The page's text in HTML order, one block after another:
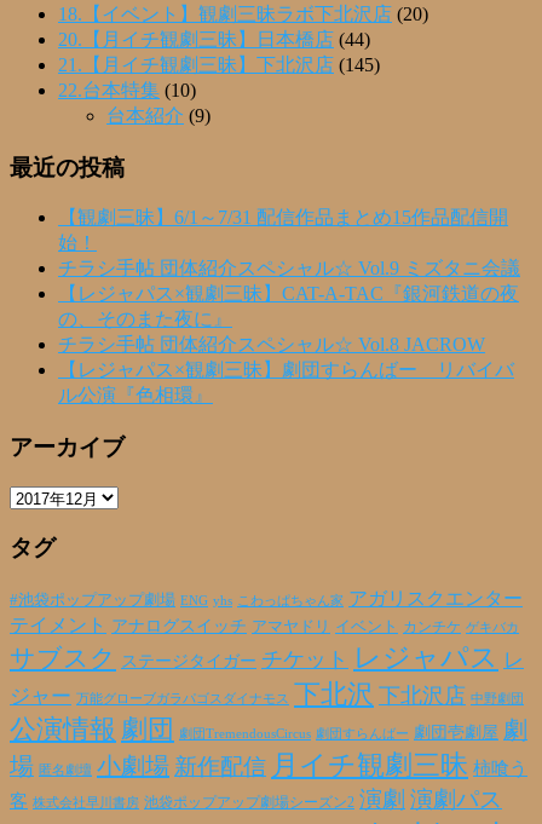
18.【イベント】観劇三昧ラボ下北沢店 (20)
20.【月イチ観劇三昧】日本橋店 (44)
21.【月イチ観劇三昧】下北沢店 (145)
22.台本特集 (10)
台本紹介 (9)
最近の投稿
【観劇三昧】6/1～7/31 配信作品まとめ15作品配信開
始！
チラシ手帖 団体紹介スペシャル☆ Vol.9 ミズタニ会議
【レジャパス×観劇三昧】CAT-A-TAC『銀河鉄道の夜
の、そのまた夜に』
チラシ手帖 団体紹介スペシャル☆ Vol.8 JACROW
【レジャパス×観劇三昧】劇団すらんばー リバイバ
ル公演『色相環』
アーカイブ
ア
カ
ブ
タグ
#池袋ポップアップ劇場 ENG yhs こわっぱちゃん家 アガリスクエンター
テイメント アナログスイッチ アマヤドリ イベント カンチケ ゲキバカ
サブスク ステージタイガー チケット レジャパス レ
ジャー 万能グローブガラパゴスダイナモス 下北沢 下北沢店 中野劇団
公演情報 劇団 劇団TremendousCircus 劇団すらんばー 劇団壱劇屋 劇
場 匿名劇壇 小劇場 新作配信 月イチ観劇三昧 柿喰う
客 株式会社早川書房 池袋ポップアップ劇場シーズン2 演劇 演劇パス